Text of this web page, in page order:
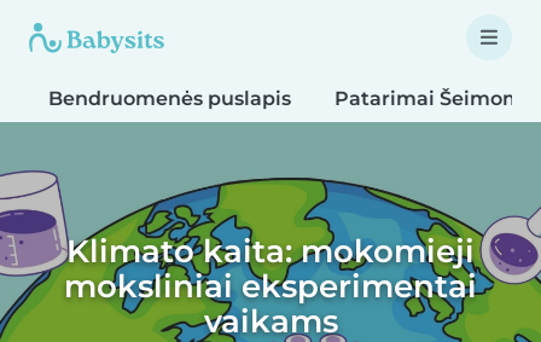
Bendruomenės puslapis Patarimai Šeimoms
Klimato kaita: mokomieji
moksliniai eksperimentai
vaikams